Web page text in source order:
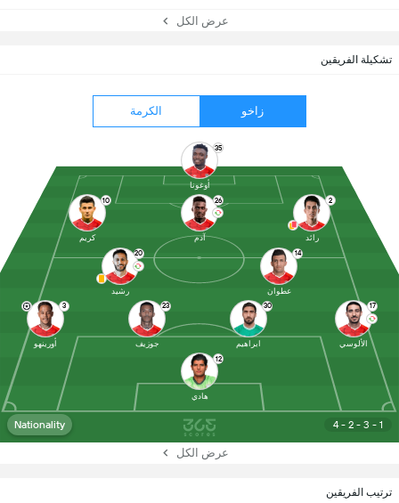
ترتيب الفريقين
تشكيلة الفريقين
زاخو الكرمة
4 - 2 - 3 - 1
Nationality
12
هادي
3
أورينهو
30
ابراهيم
23
جوزيف
17
الألوسي
14
عطوان
20
رشيد
2
رائد
26
آدم
10
كريم
35
أوغونا
عرض الكل
عرض الكل